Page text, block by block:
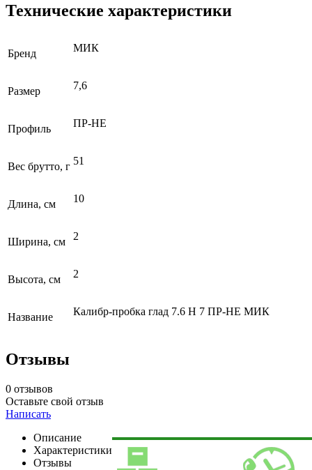
Технические характеристики
Бренд МИК
Размер 7,6
Профиль ПР-НЕ
Вес брутто, г 51
Длина, см 10
Ширина, см 2
Высота, см 2
Название Калибр-пробка глад 7.6 Н 7 ПР-НЕ МИК
Отзывы
0 отзывов
Оставьте свой отзыв
Написать
Описание
Характеристики
Отзывы